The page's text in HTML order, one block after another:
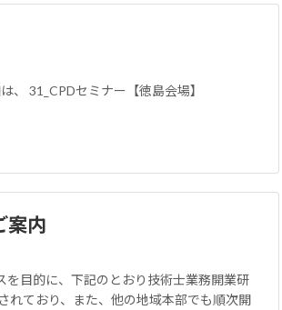
、 31_CPDセミナー【徳島会場】
案内
目的に、下記のとおり技術士業務開業研
れており、また、他の地域本部でも順次開